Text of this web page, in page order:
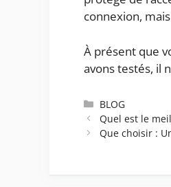
connexion,
À présent que
avons testés, il
Catégories
BLOG
Quel est le
Que choisir :